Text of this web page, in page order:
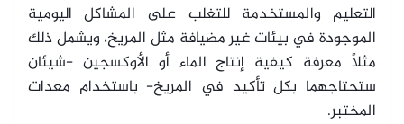
التعليم والمستخدمة للتغلب على المشاكل اليومية
الموجودة في بيئات غير مضيافة مثل المريخ، ويشمل ذلك
مثلاً معرفة كيفية إنتاج الماء أو الأوكسجين -شيئان
ستحتاجهما بكل تأكيد في المريخ- باستخدام معدات
المختبر.